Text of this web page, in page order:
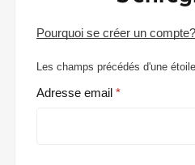
Pourquoi se créer un compte?
Les champs précédés d'une
Adresse email